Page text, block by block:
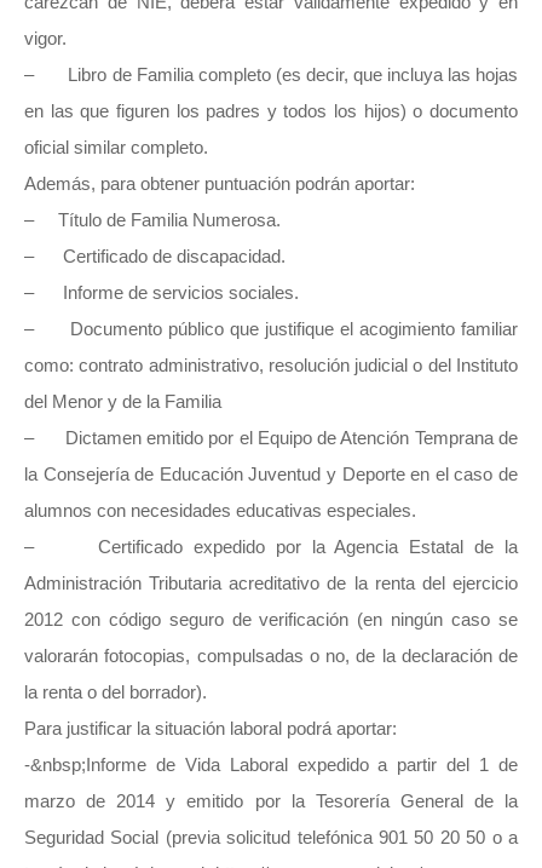
vigor.
– Libro de Familia completo (es decir, que incluya las hojas
en las que figuren los padres y todos los hijos) o documento
oficial similar completo.
Además, para obtener puntuación podrán aportar:
– Título de Familia Numerosa.
– Certificado de discapacidad.
– Informe de servicios sociales.
– Documento público que justifique el acogimiento familiar
como: contrato administrativo, resolución judicial o del Instituto
del Menor y de la Familia
– Dictamen emitido por el Equipo de Atención Temprana de
la Consejería de Educación Juventud y Deporte en el caso de
alumnos con necesidades educativas especiales.
– Certificado expedido por la Agencia Estatal de la
Administración Tributaria acreditativo de la renta del ejercicio
2012 con código seguro de verificación (en ningún caso se
valorarán fotocopias, compulsadas o no, de la declaración de
la renta o del borrador).
Para justificar la situación laboral podrá aportar:
-&nbsp;Informe de Vida Laboral expedido a partir del 1 de
marzo de 2014 y emitido por la Tesorería General de la
Seguridad Social (previa solicitud telefónica 901 50 20 50 o a